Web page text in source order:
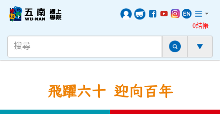
0結帳
飛躍六十 迎向百年